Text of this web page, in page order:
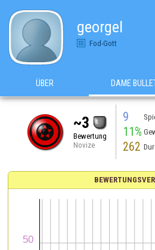
georgel
Fod-Gott
ÜBER DAME
~3
Bewertung
Novize
9
11%
262